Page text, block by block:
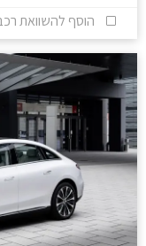
הוסף להשוואת